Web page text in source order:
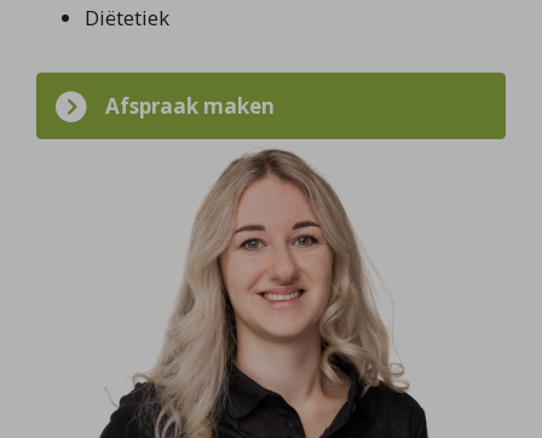
Diëtetiek
Afspraak maken